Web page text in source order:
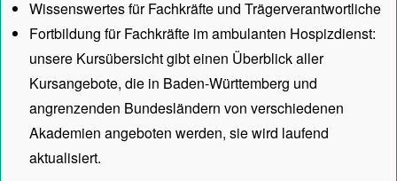
Wissenswertes für Fachkräfte und Trägerverantwortliche
Fortbildung für Fachkräfte im ambulanten Hospizdienst:
unsere Kursübersichtgibt einen Überblick aller
Kursangebote, die in Baden-Württemberg und
angrenzenden Bundesländern von verschiedenen
Akademien angeboten werden, sie wird laufend
aktualisiert.